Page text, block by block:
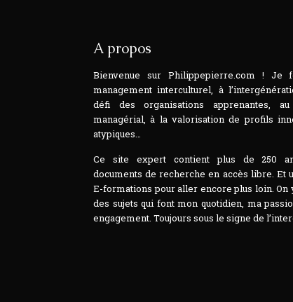
A propos
Bienvenue sur Philippepierre.com ! Je
management interculturel, à
défi des organisations apprenantes, au
managérial, à la valorisation de profils
atypiques…
Ce site expert contient plus de 250
documents de recherche en accès libre. Et
E-formations pour aller encore plus loin. On
des sujets qui font mon quotidien, ma
engagement. Toujours sous le signe de